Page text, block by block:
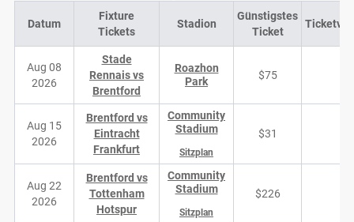
Datum
Fixture
Tickets
Stadion
Günstigstes
Ticket
Aug 08
2026
Stade
Rennais vs
Brentford
Roazhon
Park
$75
Aug 15
2026
Brentford vs
Eintracht
Frankfurt
Community
Stadium
Sitzplan
$31
Aug 22
2026
Brentford vs
Tottenham
Hotspur
Community
Stadium
Sitzplan
$226